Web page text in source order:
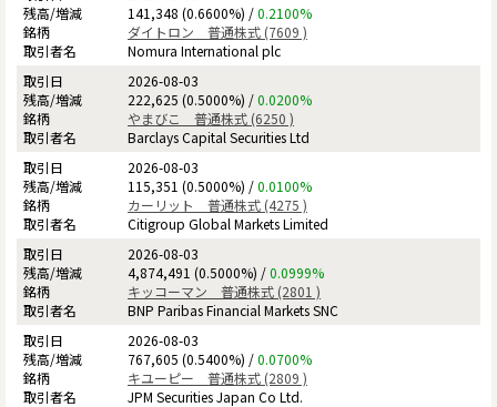
141,348 (0.6600%) /0.2100%
ダイトロン 普通株式 (7609 )
Nomura International plc
2026-08-03
222,625 (0.5000%) /0.0200%
やまびこ 普通株式 (6250 )
Barclays Capital Securities Ltd
2026-08-03
115,351 (0.5000%) /0.0100%
カーリット 普通株式 (4275 )
Citigroup Global Markets Limited
2026-08-03
4,874,491 (0.5000%) /0.0999%
キッコーマン 普通株式 (2801 )
BNP Paribas Financial Markets SNC
2026-08-03
767,605 (0.5400%) /0.0700%
キユーピー 普通株式 (2809 )
JPM Securities Japan Co Ltd.